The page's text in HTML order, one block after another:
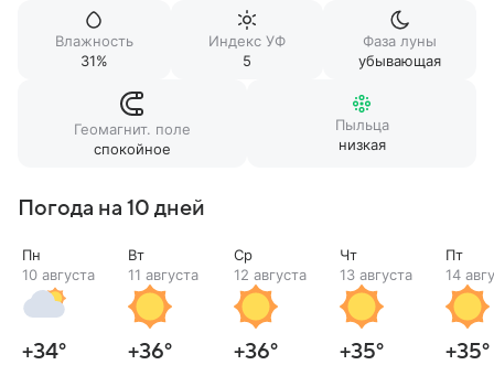
Влажность
31%
Индекс УФ
5
Фаза луны
убывающая
Геомагнит. поле
спокойное
Пыльца
низкая
Погода на 10 дней
Пн
10 августа
+34°
Вт
11 августа
+36°
Ср
12 августа
+36°
Чт
13 августа
+35°
Пт
14
+35°